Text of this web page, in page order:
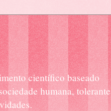
científico baseado
humana, tolerante